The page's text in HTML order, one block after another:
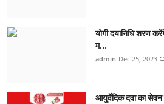
योगी दयानिधि शरण
म...
admin Dec 25, 2023
आयुर्वेदिक दवा का सेवन